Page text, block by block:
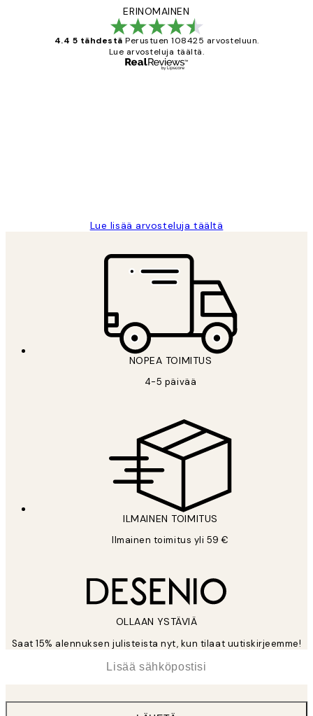
ERINOMAINEN
4.4 5 tähdestä Perustuen 108425 arvosteluun.
Lue arvosteluja täältä.
Lue lisää arvosteluja täältä
NOPEA TOIMITUS
4-5 päivää
ILMAINEN TOIMITUS
Ilmainen toimitus yli 59 €
OLLAAN YSTÄVIÄ
Saat 15% alennuksen julisteista nyt, kun tilaat uutiskirjeemme!